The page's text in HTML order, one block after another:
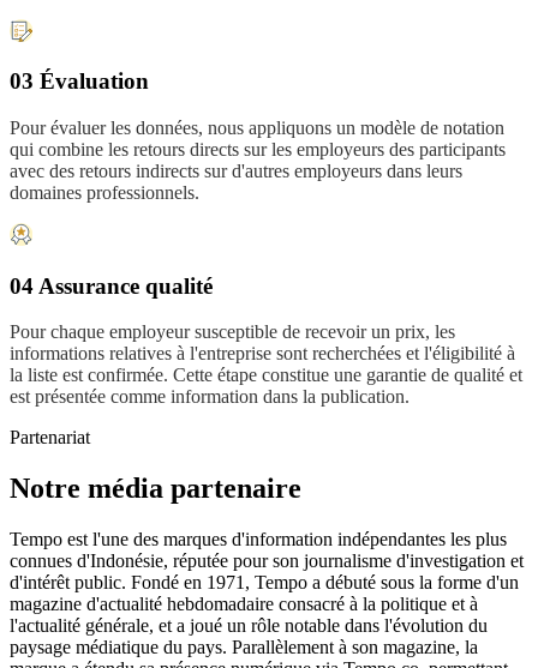
03 Évaluation
Pour évaluer les données, nous appliquons un modèle de notation
qui combine les retours directs sur les employeurs des participants
avec des retours indirects sur d'autres employeurs dans leurs
domaines professionnels.
04 Assurance qualité
Pour chaque employeur susceptible de recevoir un prix, les
informations relatives à l'entreprise sont recherchées et l'éligibilité à
la liste est confirmée. Cette étape constitue une garantie de qualité et
est présentée comme information dans la publication.
Partenariat
Notre média partenaire
Tempo est l'une des marques d'information indépendantes les plus
connues d'Indonésie, réputée pour son journalisme d'investigation et
d'intérêt public. Fondé en 1971, Tempo a débuté sous la forme d'un
magazine d'actualité hebdomadaire consacré à la politique et à
l'actualité générale, et a joué un rôle notable dans l'évolution du
paysage médiatique du pays. Parallèlement à son magazine, la